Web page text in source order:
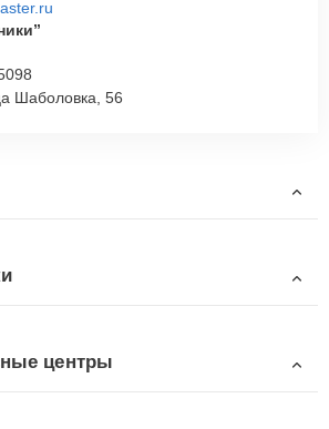
Шаболовка, 56
центры